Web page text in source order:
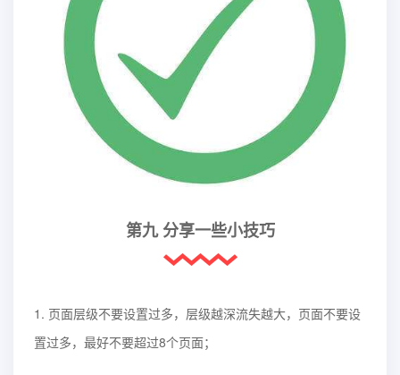
第九 分享一些小技巧
1. 页面层级不要设置过多，层级越深流失越大，页面不要设
置过多，最好不要超过8个页面；